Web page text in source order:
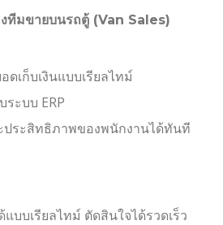
มขายบนรถตู้ (Van Sales)
เก็บเงินแบบเรียลไทม์
ะบบ ERP
ประสิทธิภาพของพนักงานได้ทันที
บบเรียลไทม์ ตัดสินใจได้รวดเร็ว